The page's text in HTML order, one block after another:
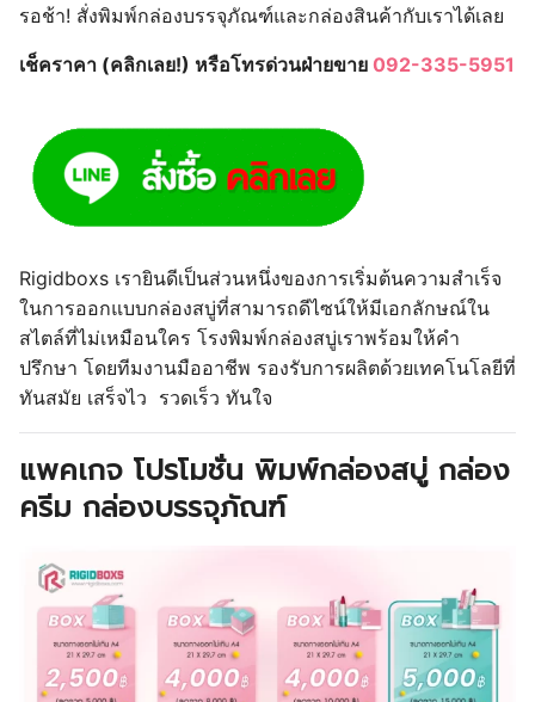
รอช้า! สั่งพิมพ์กล่องบรรจุภัณฑ์และกล่องสินค้ากับเราได้เลย
เช็คราคา (คลิกเลย!) หรือโทรด่วนฝ่ายขาย 092-335-5951
Rigidboxs เรายินดีเป็นส่วนหนึ่งของการเริ่มต้นความสำเร็จ
ในการออกแบบกล่องสบู่ที่สามารถดีไซน์ให้มีเอกลักษณ์ใน
สไตล์ที่ไม่เหมือนใคร โรงพิมพ์กล่องสบู่เราพร้อมให้คำ
ปรึกษา โดยทีมงานมืออาชีพ รองรับการผลิตด้วยเทคโนโลยีที่
ทันสมัย เสร็จไว รวดเร็ว ทันใจ
แพคเกจ โปรโมชั่น พิมพ์กล่องสบู่ กล่อง
ครีม กล่องบรรจุภัณฑ์